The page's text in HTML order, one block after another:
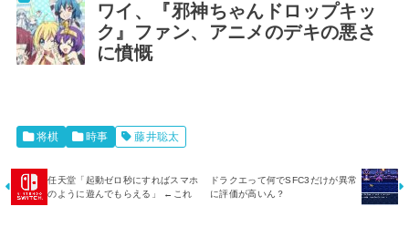
ワイ、『邪神ちゃんドロップキッ
ク』ファン、アニメのデキの悪さ
に憤慨
将棋 時事 藤井聡太
任天堂「起動ゼロ秒にすればスマホ
のように遊んでもらえる」 ←これ
ドラクエって何でSFC3だけが異常
に評価が高いん？